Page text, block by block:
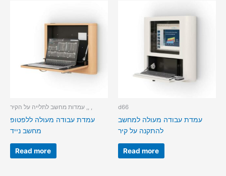
עמדות מחשב לתלייה על הקיר ,, ,
עמדת עבודה מעולה ללפטופ
מחשב נייד
Read more
d66
עמדת עבודה מעולה למחשב
להתקנה על קיר
Read more